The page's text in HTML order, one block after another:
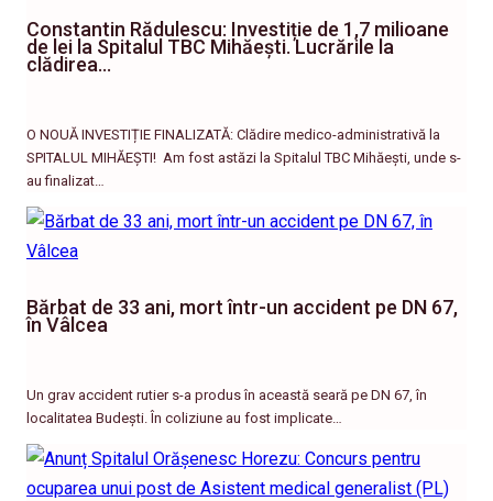
Constantin Rădulescu: Investiție de 1,7 milioane
de lei la Spitalul TBC Mihăești. Lucrările la
clădirea…
O NOUĂ INVESTIȚIE FINALIZATĂ: Clădire medico-administrativă la
SPITALUL MIHĂEȘTI! ​ Am fost astăzi la Spitalul TBC Mihăești, unde s-
au finalizat…
Bărbat de 33 ani, mort într-un accident pe DN 67,
în Vâlcea
Un grav accident rutier s-a produs în această seară pe DN 67, în
localitatea Budești. În coliziune au fost implicate…